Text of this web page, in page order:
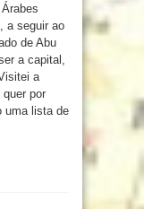
a seguir ao
de Abu
a capital,
a
por
uma lista de